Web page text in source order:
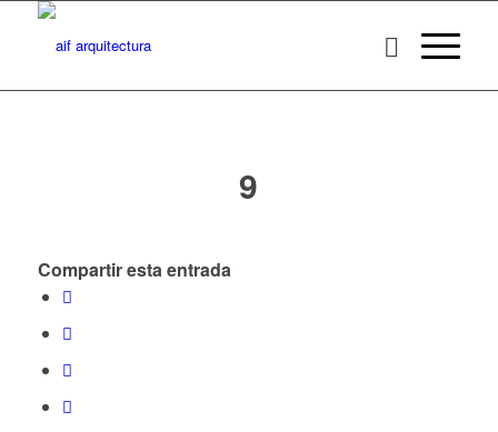
9
Compartir esta entrada